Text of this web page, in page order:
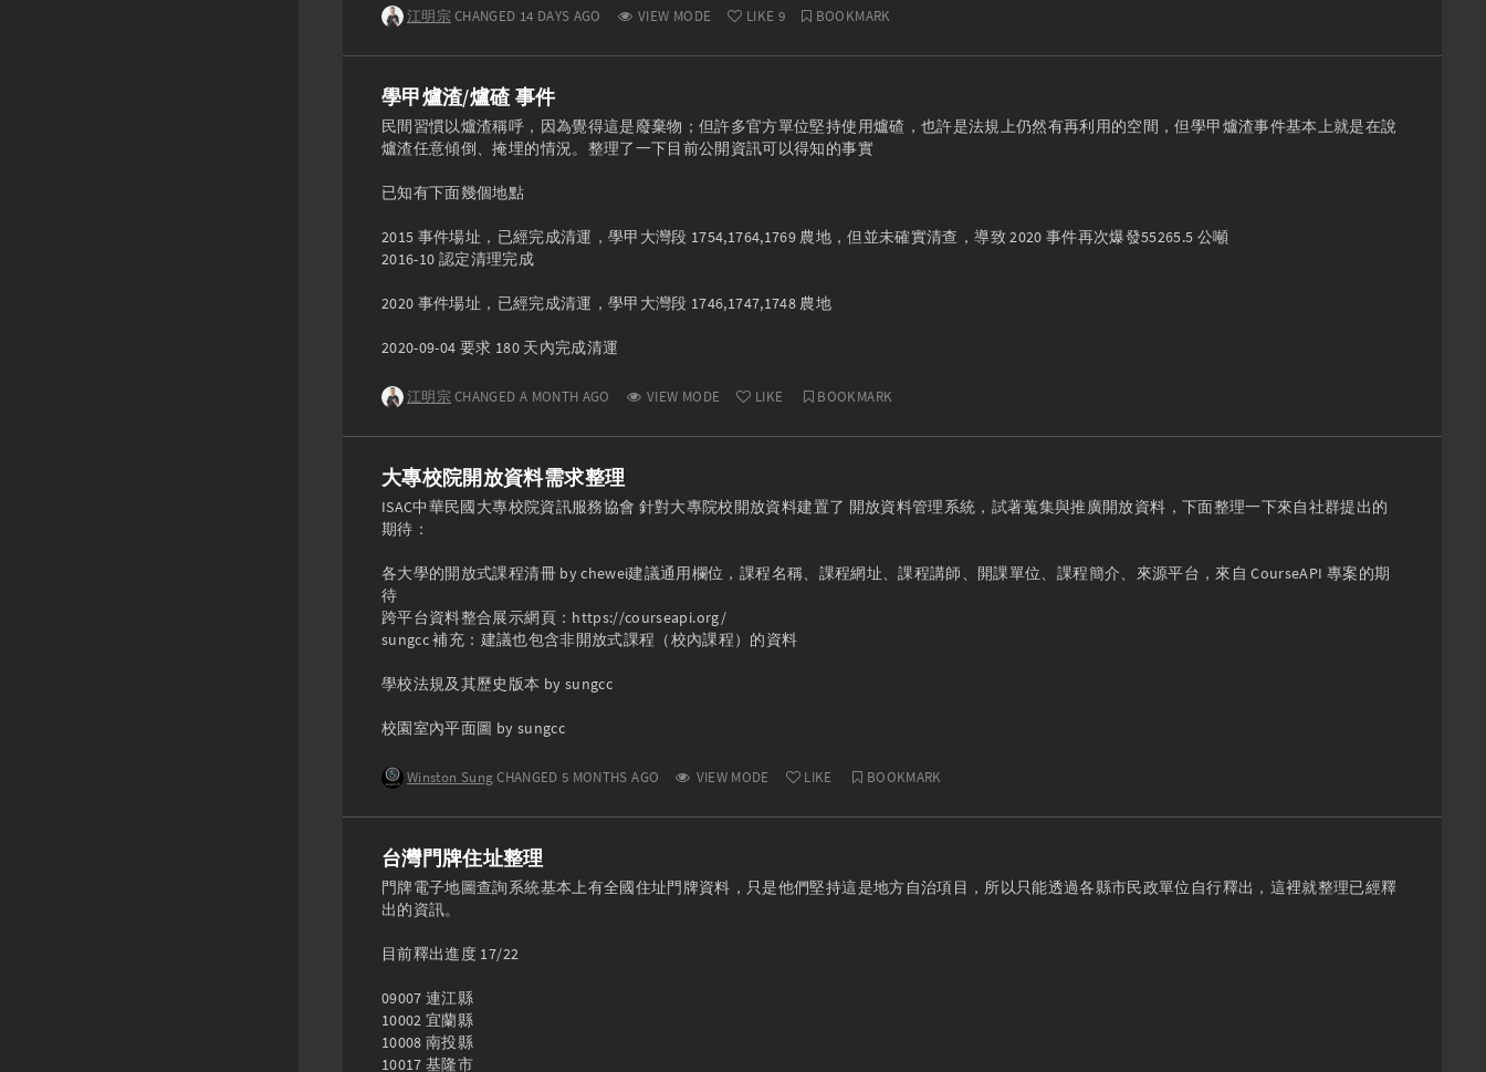
江明宗 CHANGED 14 DAYS AGO VIEW MODE LIKE 9 BOOKMARK
學甲爐渣/爐碴 事件
民間習慣以爐渣稱呼，因為覺得這是廢棄物；但許多官方單位堅持使用爐碴，也許是法規上仍然有再利用的空間，但學甲爐渣事件基本上就是在說
爐渣任意傾倒、掩埋的情況。整理了一下目前公開資訊可以得知的事實
已知有下面幾個地點
2015 事件場址，已經完成清運，學甲大灣段 1754,1764,1769 農地，但並未確實清查，導致 2020 事件再次爆發55265.5 公噸
2016-10 認定清理完成
2020 事件場址，已經完成清運，學甲大灣段 1746,1747,1748 農地
2020-09-04 要求 180 天內完成清運
江明宗 CHANGED A MONTH AGO VIEW MODE LIKE BOOKMARK
大專校院開放資料需求整理
ISAC中華民國大專校院資訊服務協會 針對大專院校開放資料建置了 開放資料管理系統，試著蒐集與推廣開放資料，下面整理一下來自社群提出的
期待：
各大學的開放式課程清冊 by chewei建議通用欄位，課程名稱、課程網址、課程講師、開課單位、課程簡介、來源平台，來自 CourseAPI 專案的期
待
跨平台資料整合展示網頁：https://courseapi.org/
sungcc 補充：建議也包含非開放式課程（校內課程）的資料
學校法規及其歷史版本 by sungcc
校園室內平面圖 by sungcc
Winston SungCHANGED 5 MONTHS AGO VIEW MODE LIKE BOOKMARK
台灣門牌住址整理
門牌電子地圖查詢系統基本上有全國住址門牌資料，只是他們堅持這是地方自治項目，所以只能透過各縣市民政單位自行釋出，這裡就整理已經釋
出的資訊。
目前釋出進度 17/22
09007 連江縣
10002 宜蘭縣
10008 南投縣
10017 基隆市